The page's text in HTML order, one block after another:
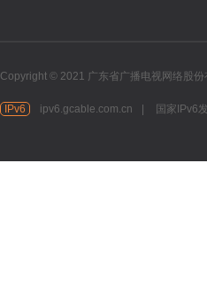
Copyright © 2021 广东省广播电视网络股
IPv6 ipv6.gcable.com.cn 国家IPv6